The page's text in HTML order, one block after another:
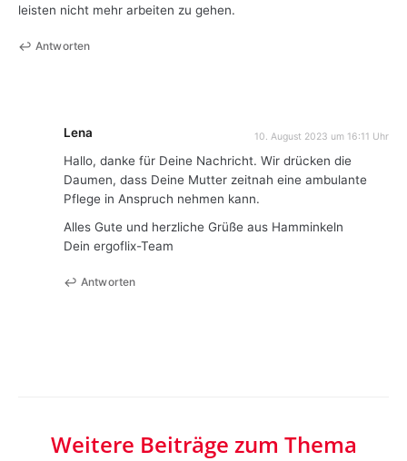
leisten nicht mehr arbeiten zu gehen.
Antworten
Lena 10. August 2023 um 16:11 Uhr
Hallo, danke für Deine Nachricht. Wir drücken die
Daumen, dass Deine Mutter zeitnah eine ambulante
Pflege in Anspruch nehmen kann.
Alles Gute und herzliche Grüße aus Hamminkeln
Dein ergoflix-Team
Antworten
Weitere Beiträge zum Thema